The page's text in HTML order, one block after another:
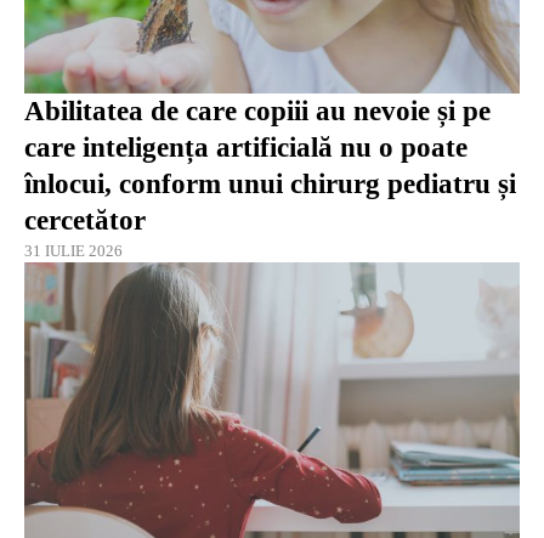
Abilitatea de care copiii au nevoie și pe
care inteligența artificială nu o poate
înlocui, conform unui chirurg pediatru și
cercetător
31 IULIE 2026